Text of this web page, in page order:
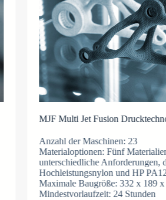
MJF Multi Jet Fusion
Anzahl der Maschinen: 23
Materialoptionen: Fünf
unterschiedliche Anforderungen,
Hochleistungsnylon und HP
Maximale Baugröße: 332 x 189
Mindestvorlaufzeit: 24 Stunden